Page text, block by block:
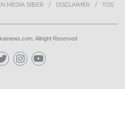
MEDIA SIBER DISCLAIMER TOS
Allright Reserved